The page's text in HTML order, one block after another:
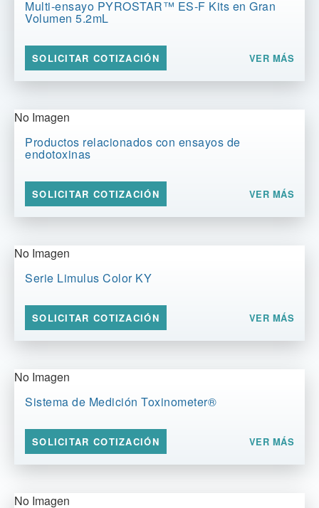
Multi-ensayo PYROSTAR™ ES-F Kits en Gran
Volumen 5.2mL
SOLICITAR COTIZACIÓN VER MÁS
No Imagen
Productos relacionados con ensayos de
endotoxinas
SOLICITAR COTIZACIÓN VER MÁS
No Imagen
Serie Limulus Color KY
SOLICITAR COTIZACIÓN VER MÁS
No Imagen
Sistema de Medición Toxinometer®
SOLICITAR COTIZACIÓN VER MÁS
No Imagen